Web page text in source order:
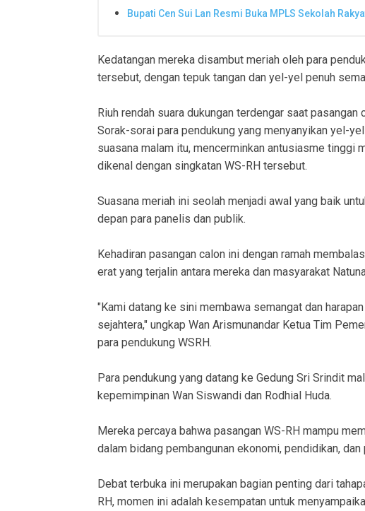
Bupati Cen Sui Lan Resmi Buka MPLS Sekolah
Kedatangan mereka disambut meriah oleh para
tersebut, dengan tepuk tangan dan yel-yel penuh
Riuh rendah suara dukungan terdengar saat
Sorak-sorai para pendukung yang menyanyikan yel-
suasana malam itu, mencerminkan antusiasme tinggi
dikenal dengan singkatan WS-RH tersebut.
Suasana meriah ini seolah menjadi awal yang baik
depan para panelis dan publik.
Kehadiran pasangan calon ini dengan ramah
erat yang terjalin antara mereka dan masyarakat
"Kami datang ke sini membawa semangat dan
sejahtera," ungkap Wan Arismunandar Ketua Tim
para pendukung WSRH.
Para pendukung yang datang ke Gedung Sri Srindit
kepemimpinan Wan Siswandi dan Rodhial Huda.
Mereka percaya bahwa pasangan WS-RH mampu
dalam bidang pembangunan ekonomi, pendidikan,
Debat terbuka ini merupakan bagian penting dari
RH, momen ini adalah kesempatan untuk